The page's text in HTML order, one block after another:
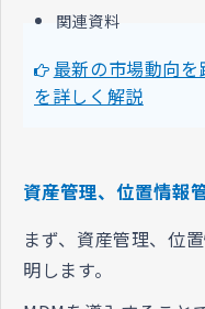
関連資料
最新の市場動向
を詳しく解説
資産管理、位置情報
まず、資産管理、位
明します。